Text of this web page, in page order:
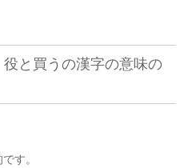
役と買うの漢字の意味の
す。